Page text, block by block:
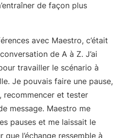
de façon plus
avec Maestro, c’était
de A à Z. J’ai
travailler le scénario à
Je pouvais faire une pause,
recommencer et tester
message. Maestro me
pauses et me laissait le
l’échange ressemble à